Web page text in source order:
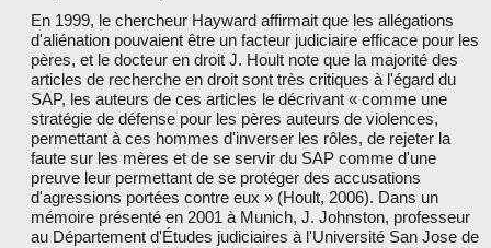
En 1999, le chercheur Hayward affirmait que les allégations
d'aliénation pouvaient être un facteur judiciaire efficace pour les
pères, et le docteur en droit J. Hoult note que la majorité des
articles de recherche en droit sont très critiques à l'égard du
SAP, les auteurs de ces articles le décrivant « comme une
stratégie de défense pour les pères auteurs de violences,
permettant à ces hommes d'inverser les rôles, de rejeter la
faute sur les mères et de se servir du SAP comme d'une
preuve leur permettant de se protéger des accusations
d'agressions portées contre eux » (Hoult, 2006). Dans un
mémoire présenté en 2001 à Munich, J. Johnston, professeur
au Département d'Études judiciaires à l'Université San Jose de